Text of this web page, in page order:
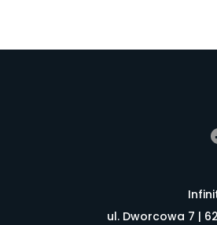
ul. Dworcowa 7 |